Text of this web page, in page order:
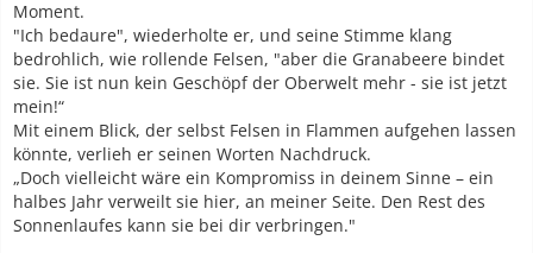
Moment.
"Ich bedaure", wiederholte er, und seine Stimme klang
bedrohlich, wie rollende Felsen, "aber die Granabeere bindet
sie. Sie ist nun kein Geschöpf der Oberwelt mehr - sie ist jetzt
mein!“
Mit einem Blick, der selbst Felsen in Flammen aufgehen lassen
könnte, verlieh er seinen Worten Nachdruck.
„Doch vielleicht wäre ein Kompromiss in deinem Sinne – ein
halbes Jahr verweilt sie hier, an meiner Seite. Den Rest des
Sonnenlaufes kann sie bei dir verbringen."